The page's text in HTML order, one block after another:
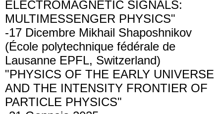
ELECTROMAGNETIC SIGNALS:
MULTIMESSENGER PHYSICS"
-17 Dicembre Mikhail Shaposhnikov
(École polytechnique fédérale de
Lausanne EPFL, Switzerland)
"PHYSICS OF THE EARLY UNIVERSE
AND THE INTENSITY FRONTIER OF
PARTICLE PHYSICS"